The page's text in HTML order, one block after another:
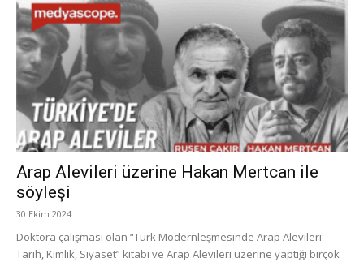
Arap Alevileri üzerine Hakan Mertcan ile
söyleşi
30 Ekim 2024
Doktora çalışması olan “Türk Modernleşmesinde Arap Alevileri:
Tarih, Kimlik, Siyaset” kitabı ve Arap Alevileri üzerine yaptığı birçok